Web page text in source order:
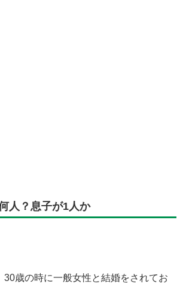
人？息子が1人か
30歳の時に一般女性と結婚をされてお